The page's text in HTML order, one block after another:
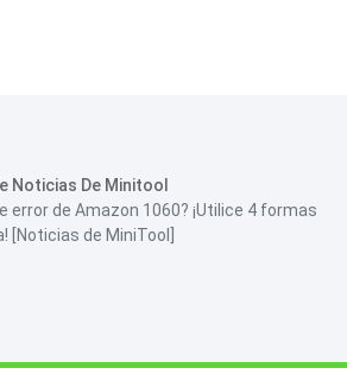
Noticias De Minitool
error de Amazon 1060? ¡Utilice 4 formas
[Noticias de MiniTool]